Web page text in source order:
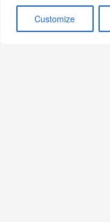
Customize
Rus mutfağında